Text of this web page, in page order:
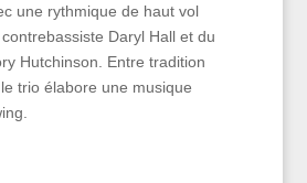
une rythmique de haut vol
Daryl Hall et du
Hutchinson. Entre tradition
trio élabore une musique